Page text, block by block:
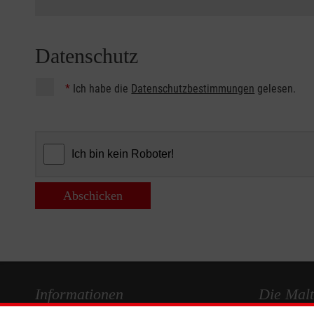
Datenschutz
* Ich habe die Datenschutzbestimmungen gelesen.
Abschicken
Informationen Die